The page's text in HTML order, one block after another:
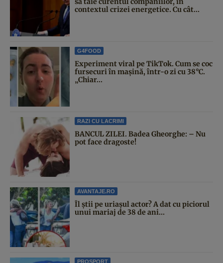
contextul crizei energetice. Cu cât...
G4FOOD
Experiment viral pe TikTok. Cum se coc
fursecuri în mașină, într-o zi cu 38°C.
„Chiar...
RAZI CU LACRIMI
BANCUL ZILEI. Badea Gheorghe: – Nu
pot face dragoste!
AVANTAJE.RO
Îl știi pe uriașul actor? A dat cu piciorul
unui mariaj de 38 de ani...
PROSPORT